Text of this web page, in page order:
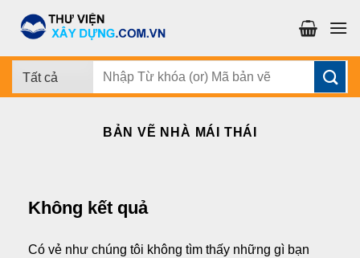
đến
dung
Tìm
BẢN VẼ NHÀ MÁI THÁI
Không kết quả
Có vẻ như chúng tôi không tìm thấy những gì bạn